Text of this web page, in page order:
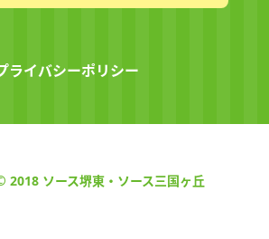
ライバシーポリシー
ソース堺東・ソース三国ヶ丘